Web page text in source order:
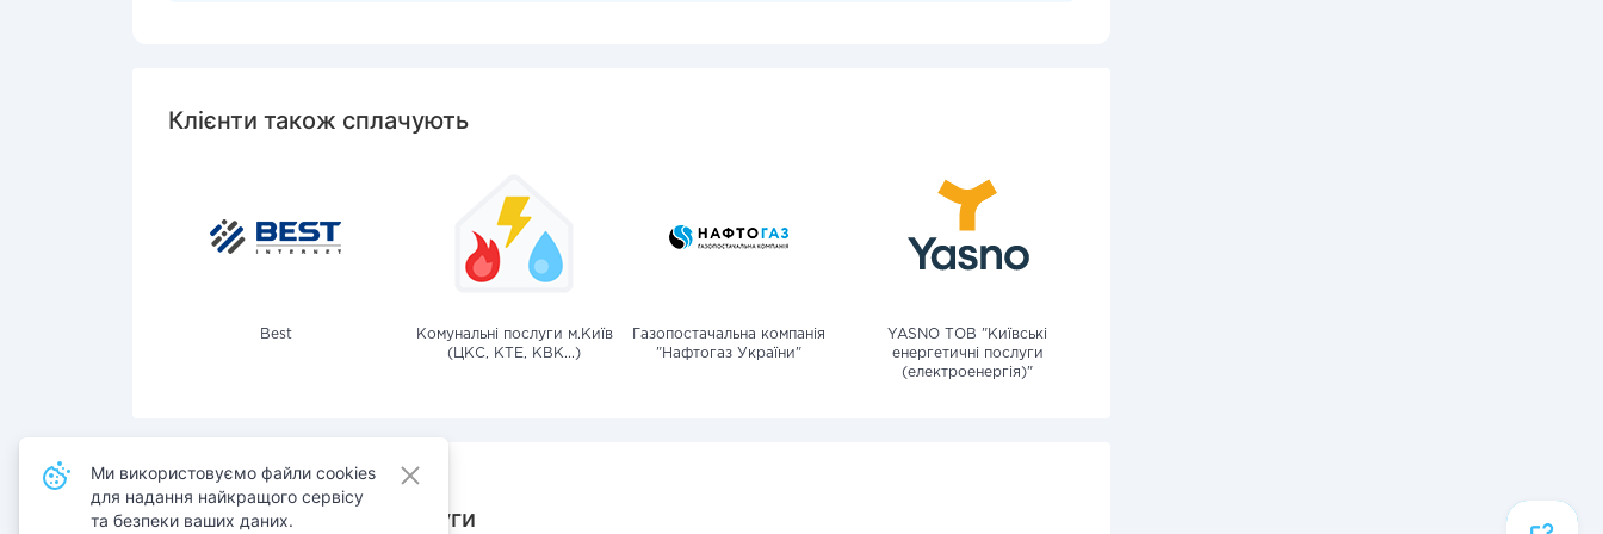
Клієнти також сплачують
Best
Комунальні послуги м.Київ
(ЦКС, КТЕ, КВК...)
Газопостачальна компанія
"Нафтогаз України"
YASNO ТОВ "Київські
енергетичні послуги
(електроенергія)"
Також сплачують послуги
Ми використовуємо файли cookies
для надання найкращого сервісу
та безпеки ваших даних.